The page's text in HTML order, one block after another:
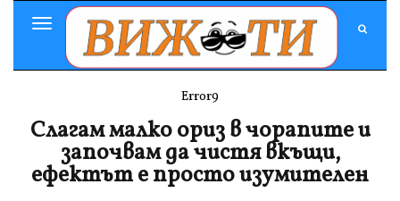
Toggle
Navigation
Error9
Слагам малко ориз в чорапите и
започвам да чистя вкъщи,
ефектът е просто изумителен